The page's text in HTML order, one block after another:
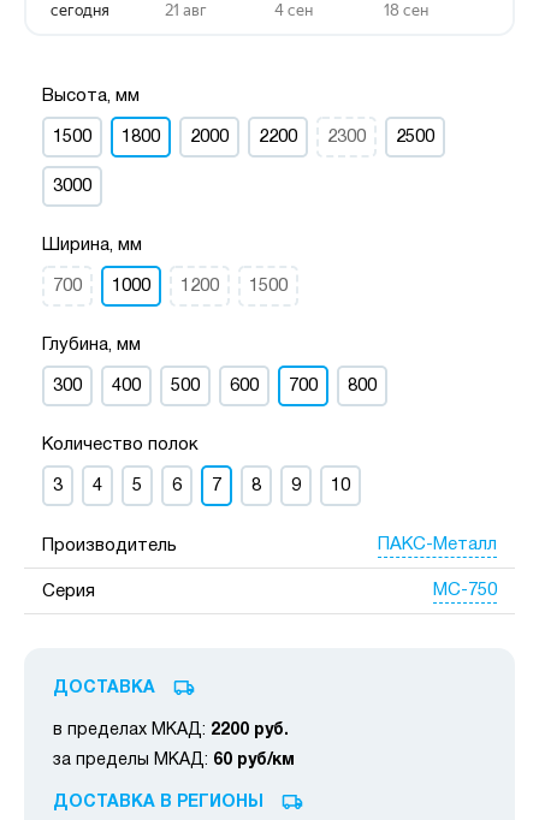
Высота, мм
1500 1800 2000 2200 2300 2500
3000
Ширина, мм
700 1000 1200 1500
Глубина, мм
300 400 500 600 700 800
Количество полок
3 4 5 6 7 8 9 10
Производитель ПАКС-Металл
Серия МС-750
ДОСТАВКА
в пределах МКАД: 2200 руб.
за пределы МКАД: 60 руб/км
ДОСТАВКА В РЕГИОНЫ